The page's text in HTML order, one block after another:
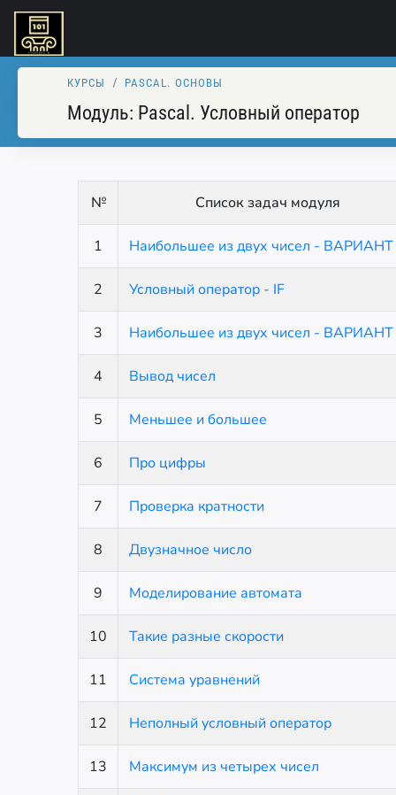
КУРСЫ PASCAL. ОСНОВЫ
Модуль: Pascal. Условный оператор
№ Список задач модуля
1 Наибольшее из двух чисел -
2 Условный оператор - IF
3 Наибольшее из двух чисел -
4 Вывод чисел
5 Меньшее и большее
6 Про цифры
7 Проверка кратности
8 Двузначное число
9 Моделирование автомата
10 Такие разные скорости
11 Система уравнений
12 Неполный условный оператор
13 Максимум из четырех чисел